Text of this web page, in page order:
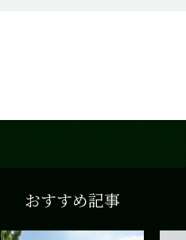
おすすめ記事